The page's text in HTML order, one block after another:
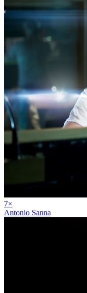
7×
Antonio Sanna